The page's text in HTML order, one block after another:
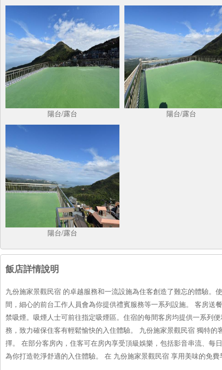
陽台/露台 陽台/露台
陽台/露台
飯店詳情說明
九份施家景觀民宿 的卓越服務和一流設施為住客創造了難忘的體驗
間，細心的前台工作人員會為你提供禮賓服務等一系列設施。 客房
禁吸煙。吸煙人士可前往指定吸煙區。住宿的每間客房均提供一系列
務，致力確保住客有輕鬆愉快的入住體驗。 九份施家景觀民宿 獨特
擇。 在部分客房內，住客可在房內享受頂級娛樂，包括影音串流、
為你打造乾淨舒適的入住體驗。 在 九份施家景觀民宿 享用美味的免